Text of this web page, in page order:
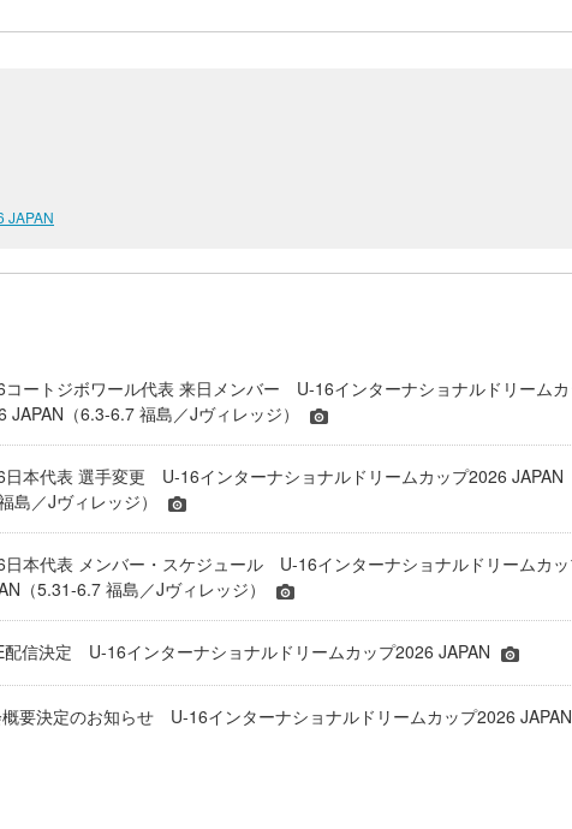
JAPAN
コートジボワール代表 来日メンバー U-16インターナショナルドリーム
JAPAN（6.3-6.7 福島／Jヴィレッジ）
日本代表 選手変更 U-16インターナショナルドリームカップ2026 JAPAN
島／Jヴィレッジ）
日本代表 メンバー・スケジュール U-16インターナショナルドリームカ
（5.31-6.7 福島／Jヴィレッジ）
配信決定 U-16インターナショナルドリームカップ2026 JAPAN
要決定のお知らせ U-16インターナショナルドリームカップ2026 JAPAN